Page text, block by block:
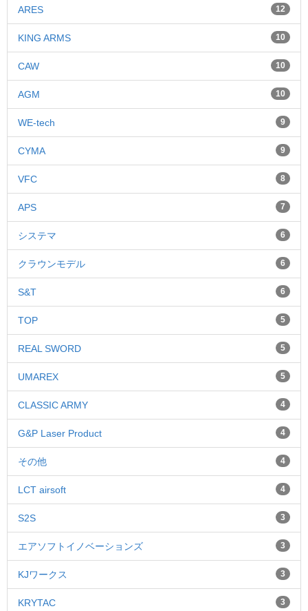
ARES 12
KING ARMS 10
CAW 10
AGM 10
WE-tech 9
CYMA 9
VFC 8
APS 7
システマ 6
クラウンモデル 6
S&T 6
TOP 5
REAL SWORD 5
UMAREX 5
CLASSIC ARMY 4
G&P Laser Product 4
その他 4
LCT airsoft 4
S2S 3
エアソフトイノベーションズ 3
KJワークス 3
KRYTAC 3